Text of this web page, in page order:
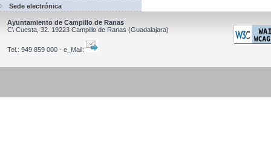
Sede electrónica
Ayuntamiento de Campillo de Ranas
C\ Cuesta, 32. 19223 Campillo de Ranas (Guadalajara)
Tel.: 949 859 000 - e_Mail: